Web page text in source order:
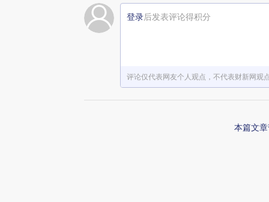
登录后发表评论得积分
评论仅代表网友个人观点，不代表财新网观
本篇文